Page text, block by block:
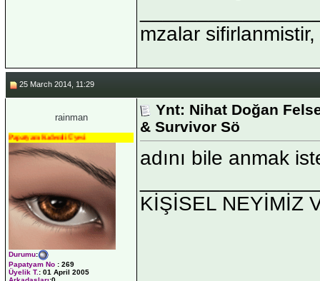
mzalar
25 March 2014, 11:29
rainman
Papatyam Kıdemli Üyesi
Durumu:
Papatyam No : 269
Üyelik T.: 01 April 2005
Ynt: Nihat Doğan
& Survivor Sö
adını bile anmak
KİŞİSEL NEYİMİZ